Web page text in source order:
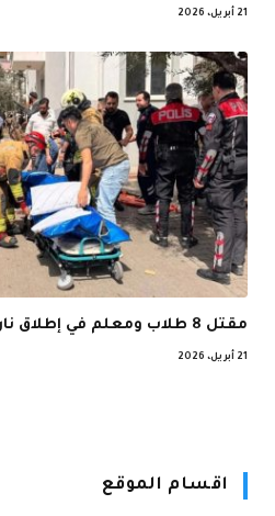
21 أبريل، 2026
مقتل 8 طلاب ومعلم في إطلاق نار داخل مدرسة بتركيا
21 أبريل، 2026
اقسام الموقع